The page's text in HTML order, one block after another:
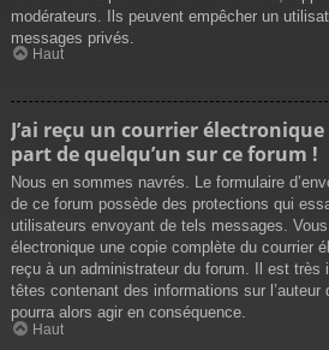
modérateurs. Ils peuvent empêcher un
messages privés.
Haut
J’ai reçu un courrier
part de quelqu’un sur ce forum !
Nous en sommes navrés. Le formulaire
de ce forum possède des protections qui
utilisateurs envoyant de tels messages.
électronique une copie complète du courrier
reçu à un administrateur du forum. Il est très
têtes contenant des informations sur l’auteur
pourra alors agir en conséquence.
Haut